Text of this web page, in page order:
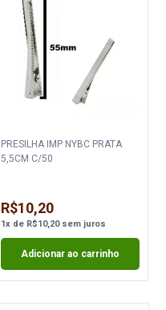
PRESILHA IMP NYBC PRATA
5,5CM C/50
R$10,20
1xde R$10,20sem juros
Adicionar ao carrinho